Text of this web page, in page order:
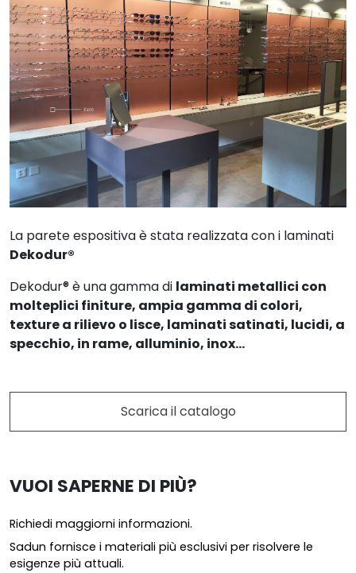
La parete espositiva è stata realizzata con i laminati
Dekodur®
Dekodur® è una gamma di laminati metallici con
molteplici finiture, ampia gamma di colori,
texture a rilievo o lisce, laminati satinati, lucidi, a
specchio, in rame, alluminio, inox...
Scarica il catalogo
VUOI SAPERNE DI PIÙ?
Richiedi maggiorni informazioni.
Sadun fornisce i materiali più esclusivi per risolvere le
esigenze più attuali.